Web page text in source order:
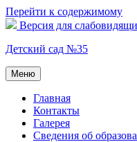
Перейти к содержимому
Версия для
Детский сад №35
Меню
Главная
Контакты
Галерея
Сведения об